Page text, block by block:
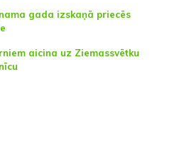
gada izskaņā priecēs
aicina uz Ziemassvētku